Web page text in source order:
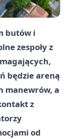
butów i
zespoły z
będzie areną
manewrów, a
z
od